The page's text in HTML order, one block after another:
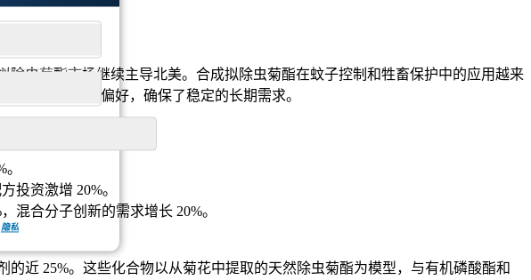
隐私
虫菊酯市场继续主导北美。合成拟除虫菊酯在蚊子控制和牲畜保护中的应用越来
剂日益增长的偏好，确保了稳定的长期需求。
投资激增 20%。
混合分子创新的需求增长 20%。
近 25%。这些化合物以从菊花中提取的天然除虫菊酯为模型，与有机磷酸酯和